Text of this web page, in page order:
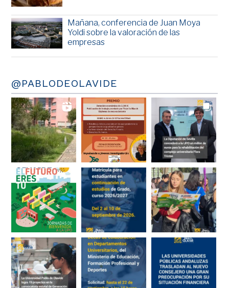
Mañana, conferencia de Juan Moya
Yoldi sobre la valoración de las
empresas
@PABLODEOLAVIDE